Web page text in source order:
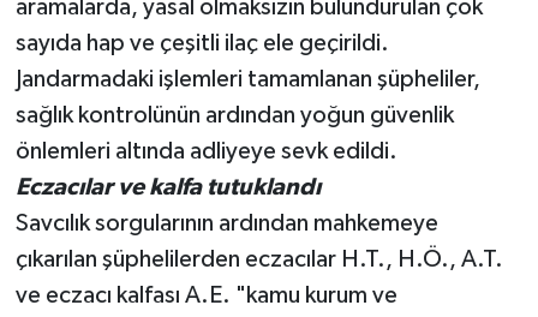
aramalarda, yasal olmaksızın bulundurulan çok
sayıda hap ve çeşitli ilaç ele geçirildi.
Jandarmadaki işlemleri tamamlanan şüpheliler,
sağlık kontrolünün ardından yoğun güvenlik
önlemleri altında adliyeye sevk edildi.
Eczacılar ve kalfa tutuklandı
Savcılık sorgularının ardından mahkemeye
çıkarılan şüphelilerden eczacılar H.T., H.Ö., A.T.
ve eczacı kalfası A.E. "kamu kurum ve